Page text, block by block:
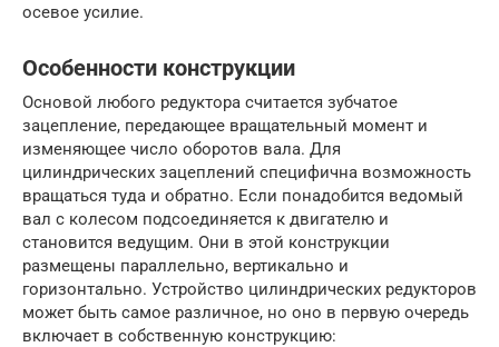
осевое усилие.
Особенности конструкции
Основой любого редуктора считается зубчатое
зацепление, передающее вращательный момент и
изменяющее число оборотов вала. Для
цилиндрических зацеплений специфична возможность
вращаться туда и обратно. Если понадобится ведомый
вал с колесом подсоединяется к двигателю и
становится ведущим. Они в этой конструкции
размещены параллельно, вертикально и
горизонтально. Устройство цилиндрических редукторов
может быть самое различное, но оно в первую очередь
включает в собственную конструкцию: